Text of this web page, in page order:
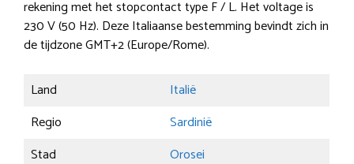
rekening met het stopcontact type F / L. Het voltage is
230 V (50 Hz). Deze Italiaanse bestemming bevindt zich in
de tijdzone GMT+2 (Europe/Rome).
Land
Italië
Regio
Sardinië
Stad
Orosei